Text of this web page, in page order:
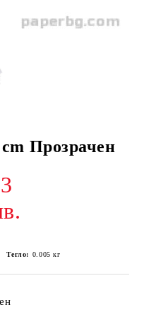
Прозрачен
Тегло: 0.005 кг